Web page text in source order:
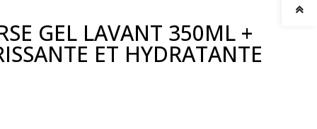
GEL LAVANT 350ML +
ET HYDRATANTE